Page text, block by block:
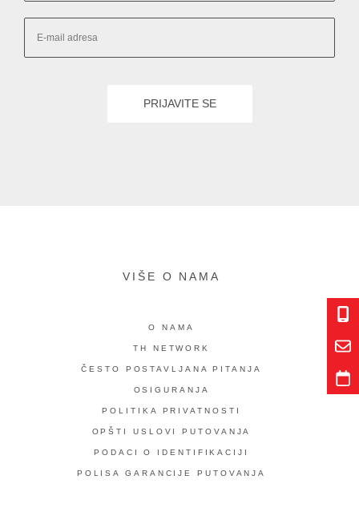
VIŠE O NAMA
O NAMA
TH NETWORK
ČESTO POSTAVLJANA PITANJA
OSIGURANJA
POLITIKA PRIVATNOSTI
OPŠTI USLOVI PUTOVANJA
PODACI O IDENTIFIKACIJI
POLISA GARANCIJE PUTOVANJA